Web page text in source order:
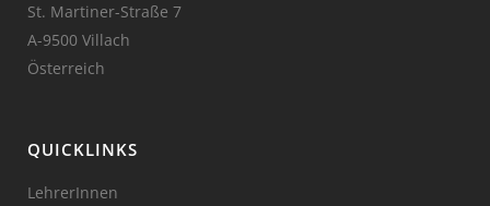
St. Martiner-Straße 7
A-9500 Villach
Österreich
QUICKLINKS
LehrerInnen